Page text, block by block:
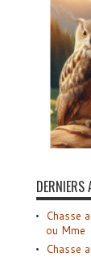
DERNIERS
Chasse
ou Mme
Chasse